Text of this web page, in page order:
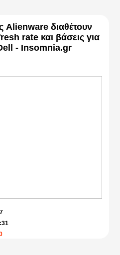
Alienware διαθέτουν
rate και βάσεις για
- Insomnia.gr